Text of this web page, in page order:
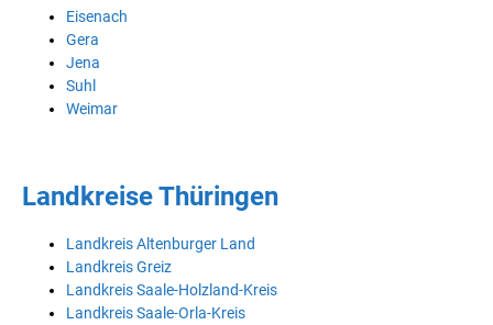
Eisenach
Gera
Jena
Suhl
Weimar
Landkreise Thüringen
Landkreis Altenburger Land
Landkreis Greiz
Landkreis Saale-Holzland-Kreis
Landkreis Saale-Orla-Kreis